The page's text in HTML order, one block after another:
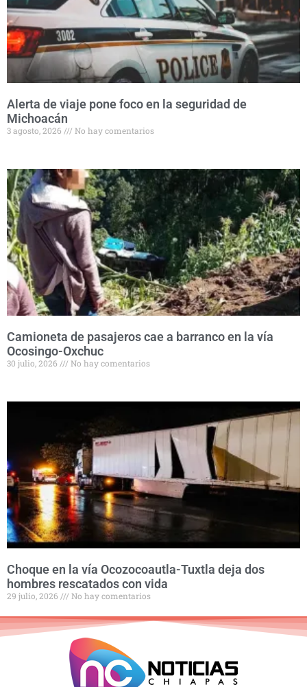
Alerta de viaje pone foco en la seguridad de
Michoacán
3 agosto, 2026 No hay comentarios
Camioneta de pasajeros cae a barranco en la vía
Ocosingo-Oxchuc
30 julio, 2026 No hay comentarios
Choque en la vía Ocozocoautla-Tuxtla deja dos
hombres rescatados con vida
29 julio, 2026 No hay comentarios